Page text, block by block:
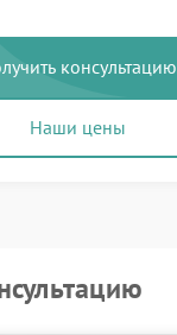
консультацию
Наши цены